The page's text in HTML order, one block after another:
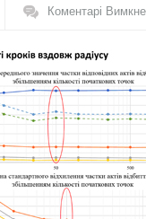
Коментарі